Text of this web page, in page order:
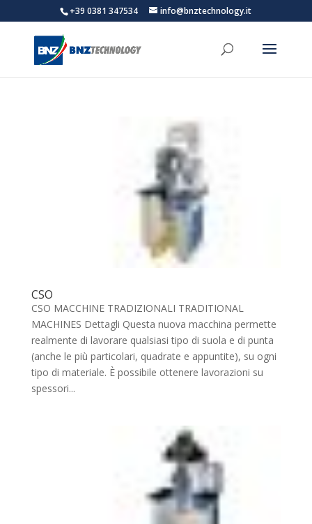
+39 0381 347534 info@bnztechnology.it
CSO
CSO MACCHINE TRADIZIONALI TRADITIONAL
MACHINES Dettagli Questa nuova macchina permette
realmente di lavorare qualsiasi tipo di suola e di punta
(anche le più particolari, quadrate e appuntite), su ogni
tipo di materiale. È possibile ottenere lavorazioni su
spessori...